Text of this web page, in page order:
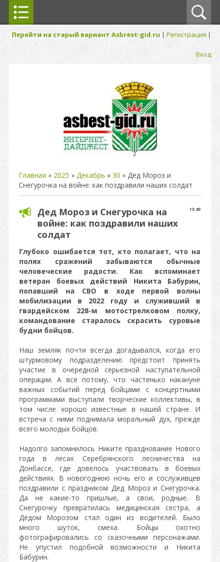
Перейти на старый вариант Asbrest-gid.ru | Регистрация |
Вход
Главная » 2025 » Декабрь » 30 » Дед Мороз и
Снегурочка на войне: как поздравили наших солдат
13:40
Дед Мороз и Снегурочка на
войне: как поздравили наших
солдат
Глубоко ошибается тот, кто полагает, что на
полях сражений забываются обычные
человеческие радости. Как вспоминает
ветеран боевых действий Никита Бабурин,
попавший на СВО в ходе первой волны
мобилизации в 2022 году и служивший в
гвардейском 228-м мотострелковом полку,
командование старалось скрасить суровые
будни бойцов.
Наш земляк почти всегда догадывался, когда его
штурмовому подразделению предстоит принять
участие в очередной серьезной наступательной
операции. А все потому, что частенько накануне
важных событий перед бойцами с концертными
программами выступали творческие коллективы, в
том числе хорошо известные в нашей стране. И
встреча с ними поднимала моральный дух, прежде
всего молодых бойцов.
Надолго запомнилось Никите празднование Нового
года в лесах Серебрянского лесничества на
Донбассе, где довелось участвовать в боевых
действиях. В новогоднюю ночь его и сослуживцев
поздравили с праздником Дед Мороз и Снегурочка.
Да не какие-то пришлые, а свои, родные. В
Снегурочку превратилась медицинская сестра, а
Дедом Морозом стал один из водителей. Было
много шуток, смеха. Бойцы охотно
фотографировались со сказочными персонажами.
Не упустил подобной возможности и Никита
Бабурин.